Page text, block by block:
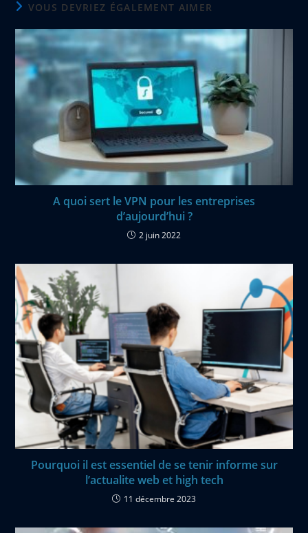
VOUS DEVRIEZ ÉGALEMENT AIMER
A quoi sert le VPN pour les entreprises
d’aujourd’hui ?
2 juin 2022
Pourquoi il est essentiel de se tenir informe sur
l’actualite web et high tech
11 décembre 2023